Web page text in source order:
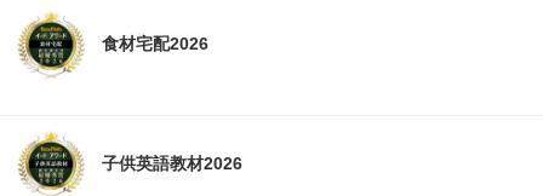
食材宅配2026
子供英語教材2026